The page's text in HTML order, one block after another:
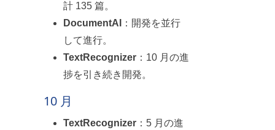
計 135 篇。
DocumentAI
：開発を並行
して進行。
TextRecognizer ：10 月の進
捗を引き続き開発。
10 月
TextRecognizer ：5 月の進